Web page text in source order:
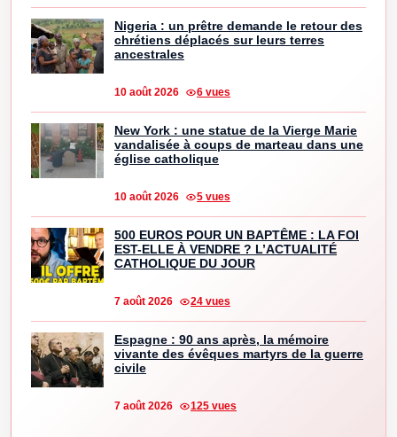
Nigeria : un prêtre demande le retour des
chrétiens déplacés sur leurs terres
ancestrales
10 août 2026 6 vues
New York : une statue de la Vierge Marie
vandalisée à coups de marteau dans une
église catholique
10 août 2026 5 vues
500 EUROS POUR UN BAPTÊME : LA FOI
EST-ELLE À VENDRE ? L’ACTUALITÉ
CATHOLIQUE DU JOUR
7 août 2026 24 vues
Espagne : 90 ans après, la mémoire
vivante des évêques martyrs de la guerre
civile
7 août 2026 125 vues